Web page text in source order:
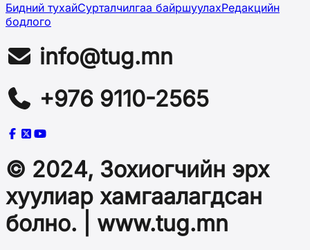
Бидний тухайСурталчилгаа байршуулахРедакцийн
бодлого
info@tug.mn
+976 9110-2565
© 2024, Зохиогчийн эрх
хуулиар хамгаалагдсан
болно. | www.tug.mn